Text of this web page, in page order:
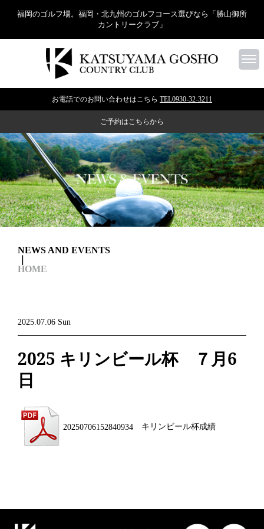
福岡のゴルフ場。福岡・北九州のゴルフコース選びなら「勝山御所
カントリークラブ」
お電話でのお問い合わせはこちら TEL0930-32-3211
ご予約はこちらから
HOME
NEWS AND EVENTS
2025.07.06 Sun
2025 キリンビール杯 ７月6
日
20250706152840934 キリンビール杯成績